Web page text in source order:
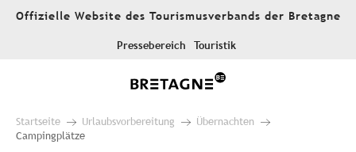
AllerOffizielle Website des Tourismusverbands der Bretagne
Pressebereich Touristik
Startseite Urlaubsvorbereitung
Übernachten
Campingplätze